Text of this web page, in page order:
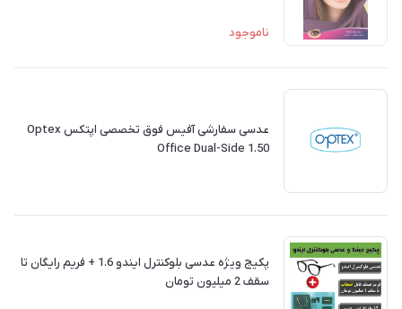
ناموجود
عدسی سفارشی آفیس فوق تخصصی اپتکس Optex
Office Dual-Side 1.50
پکیج ویژه عدسی بلوکنترل ایندو 1.6 + فریم رایگان تا
سقف 2 میلیون تومان